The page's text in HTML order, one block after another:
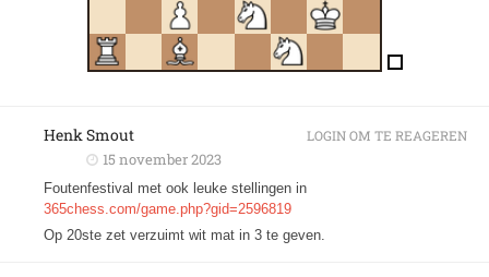
Henk Smout
15 november 2023
Foutenfestival met ook leuke stellingen in
365chess.com/game.php?gid=2596819
Op 20ste zet verzuimt wit mat in 3 te geven.
LOGIN OM TE REAGEREN